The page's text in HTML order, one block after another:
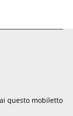
questo mobiletto